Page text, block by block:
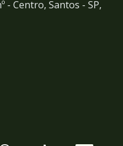
- Centro, Santos - SP,